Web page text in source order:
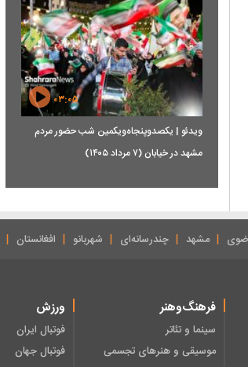
۰۳:۰۵
ویدئو | یکصدوپنجاه‌ویکمین شب حضور مردم
مشهد در خیابان (۷ مرداد ۱۴۰۵)
مشهد چندرسانه‌ای شهربانو افغانستان
فرهنگ‌وهنر
سینما و تئاتر
موسیقی و هنرهای تجسمی
ورزش
فوتبال ایران
فوتبال جهان